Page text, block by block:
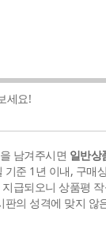
세요!
남겨주시면 일반상
기준 1년 이내, 구매
급되오니 상품평
판의 성격에 맞지